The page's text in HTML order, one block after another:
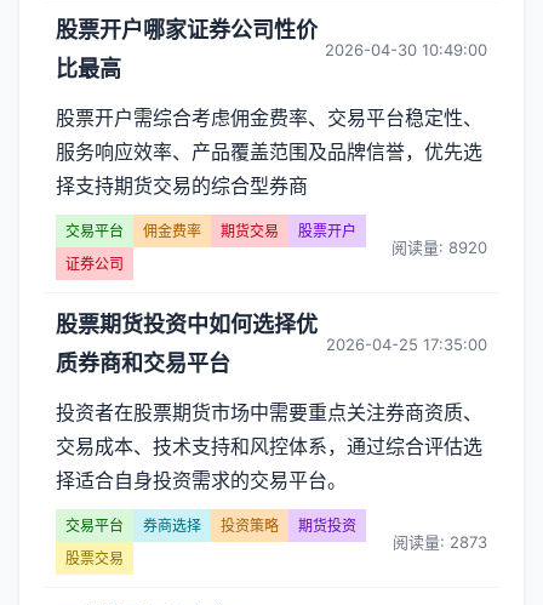
台】
文
章
列
表
第
页
股票开户哪家证券公司性价
比最高
2026-04-30 10:49:00
股票开户需综合考虑佣金费率、交易平台稳定性、
服务响应效率、产品覆盖范围及品牌信誉，优先选
择支持期货交易的综合型券商
交易平台 佣金费率 期货交易
股票开户
证券公司
阅读量: 8920
股票期货投资中如何选择优
质券商和交易平台
2026-04-25 17:35:00
投资者在股票期货市场中需要重点关注券商资质、
交易成本、技术支持和风控体系，通过综合评估选
择适合自身投资需求的交易平台。
交易平台 券商选择 投资策略
期货投资
股票交易
阅读量: 2873